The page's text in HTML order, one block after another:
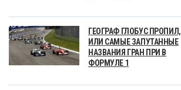
ГЕОГРАФ ГЛОБУС ПРОПИЛ,
ИЛИ САМЫЕ ЗАПУТАННЫЕ
НАЗВАНИЯ ГРАН ПРИ В
ФОРМУЛЕ 1